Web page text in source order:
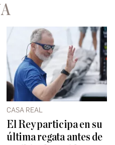
CASA REAL
El Rey participa en su
última regata antes de